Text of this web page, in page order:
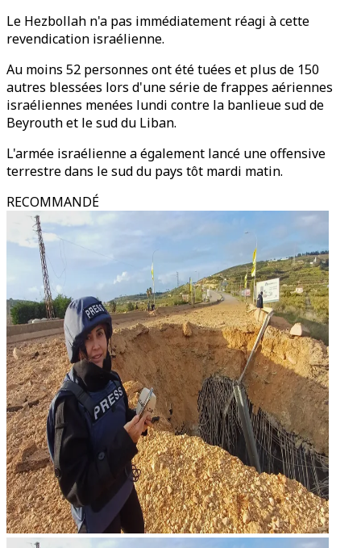
Le Hezbollah n'a pas immédiatement réagi à cette
revendication israélienne.
Au moins 52 personnes ont été tuées et plus de 150
autres blessées lors d'une série de frappes aériennes
israéliennes menées lundi contre la banlieue sud de
Beyrouth et le sud du Liban.
L'armée israélienne a également lancé une offensive
terrestre dans le sud du pays tôt mardi matin.
RECOMMANDÉ